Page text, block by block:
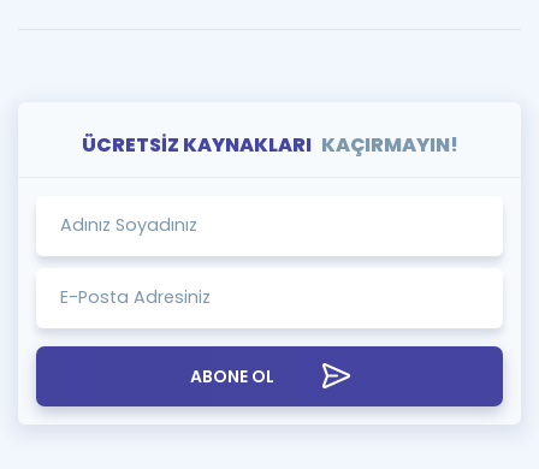
ÜCRETSİZ KAYNAKLARI KAÇIRMAYIN!
ABONE OL